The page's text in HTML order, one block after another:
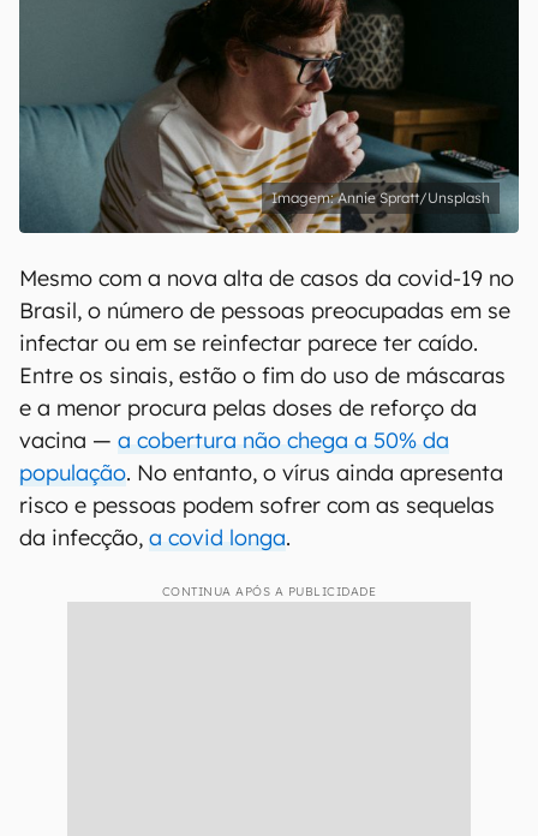
Annie Spratt/Unsplash
Mesmo com a nova alta de casos da covid-19 no
Brasil, o número de pessoas preocupadas em se
infectar ou em se reinfectar parece ter caído.
Entre os sinais, estão o fim do uso de máscaras
e a menor procura pelas doses de reforço da
vacina — a cobertura não chega a 50% da
população. No entanto, o vírus ainda apresenta
risco e pessoas podem sofrer com as sequelas
da infecção, a covid longa.
CONTINUA APÓS A PUBLICIDADE